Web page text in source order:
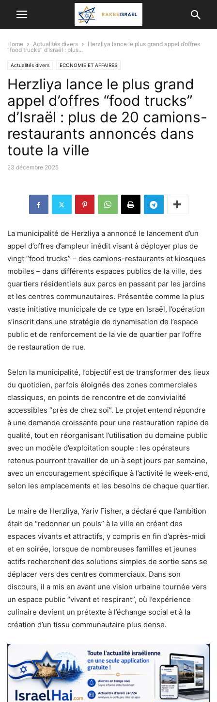
Home Actualités divers
Herzliya lance le plus grand appel d’offres
“food trucks” d’Israël : plus...
Actualités divers ECONOMIE ET ​​AFFAIRES
Herzliya lance le plus grand
appel d’offres “food trucks”
d’Israël : plus de 20 camions-
restaurants annoncés dans
toute la ville
23 décembre 2025
La municipalité de Herzliya a annoncé le lancement d’un
appel d’offres d’ampleur inédit visant à déployer plus de
vingt “food trucks” – des camions-restaurants et kiosques
mobiles – dans différents espaces publics de la ville, des
quartiers résidentiels aux parcs en passant par les jardins
et les centres communautaires. Présentée comme la plus
vaste initiative municipale de ce type en Israël, l’opération
s’inscrit dans une stratégie de dynamisation de l’espace
public et de renforcement de la vie de quartier par l’offre
de restauration de rue.
Selon la municipalité, l’objectif est de transformer des lieux
du quotidien, parfois éloignés des zones commerciales
classiques, en points de rencontre et de convivialité
accessibles “près de chez soi”. Le projet entend répondre
à une demande croissante pour une restauration rapide de
qualité, tout en réorganisant l’utilisation du domaine public
avec un modèle d’exploitation souple : les opérateurs
retenus pourront travailler de un à sept jours par semaine,
avec un encouragement spécifique à l’activité le week-end,
selon les emplacements et les besoins de chaque quartier.
Le maire de Herzliya, Yariv Fisher, a déclaré que l’ambition
était de “redonner un pouls” à la ville en créant des
espaces vivants et attractifs, y compris en fin d’après-midi
et en soirée, lorsque de nombreuses familles et jeunes
actifs recherchent des solutions simples de sortie sans se
déplacer vers des centres commerciaux. Dans son
discours, il a mis en avant une vision urbaine tournée vers
un espace public “vivant et respirant”, où l’expérience
culinaire devient un prétexte à l’échange social et à la
création d’un tissu communautaire plus dense.